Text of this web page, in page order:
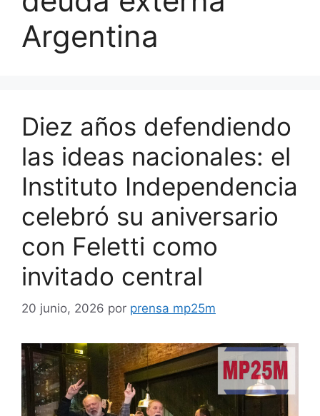
Argentina
Diez años defendiendo
las ideas nacionales: el
Instituto Independencia
celebró su aniversario
con Feletti como
invitado central
20 junio, 2026 por prensa mp25m